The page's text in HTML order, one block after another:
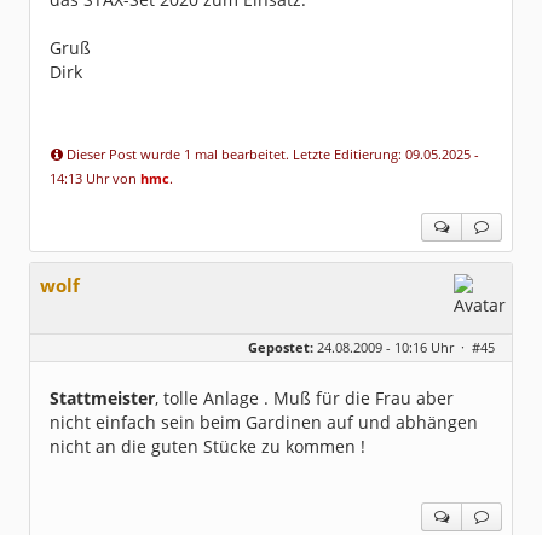
Gruß
Dirk
Dieser Post wurde 1 mal bearbeitet. Letzte Editierung: 09.05.2025 -
14:13 Uhr von hmc.
wolf
Gepostet: 24.08.2009 - 10:16 Uhr · #45
Stattmeister, tolle Anlage . Muß für die Frau aber
nicht einfach sein beim Gardinen auf und abhängen
nicht an die guten Stücke zu kommen !